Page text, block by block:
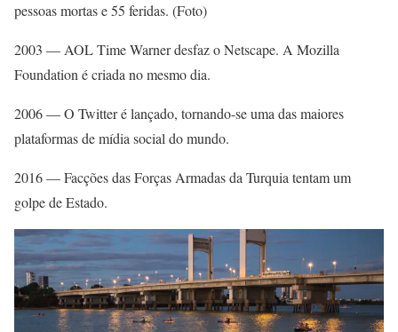
pessoas mortas e 55 feridas. (Foto)
2003 — AOL Time Warner desfaz o Netscape. A Mozilla
Foundation é criada no mesmo dia.
2006 — O Twitter é lançado, tornando-se uma das maiores
plataformas de mídia social do mundo.
2016 — Facções das Forças Armadas da Turquia tentam um
golpe de Estado.